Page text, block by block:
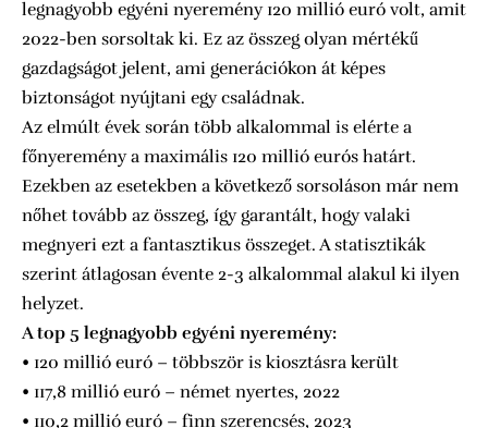
legnagyobb egyéni nyeremény 120 millió euró volt, amit
2022-ben sorsoltak ki. Ez az összeg olyan mértékű
gazdagságot jelent, ami generációkon át képes
biztonságot nyújtani egy családnak.
Az elmúlt évek során több alkalommal is elérte a
főnyeremény a maximális 120 millió eurós határt.
Ezekben az esetekben a következő sorsoláson már nem
nőhet tovább az összeg, így garantált, hogy valaki
megnyeri ezt a fantasztikus összeget. A statisztikák
szerint átlagosan évente 2-3 alkalommal alakul ki ilyen
helyzet.
A top 5 legnagyobb egyéni nyeremény:
• 120 millió euró – többször is kiosztásra került
• 117,8 millió euró – német nyertes, 2022
• 110,2 millió euró – finn szerencsés, 2023